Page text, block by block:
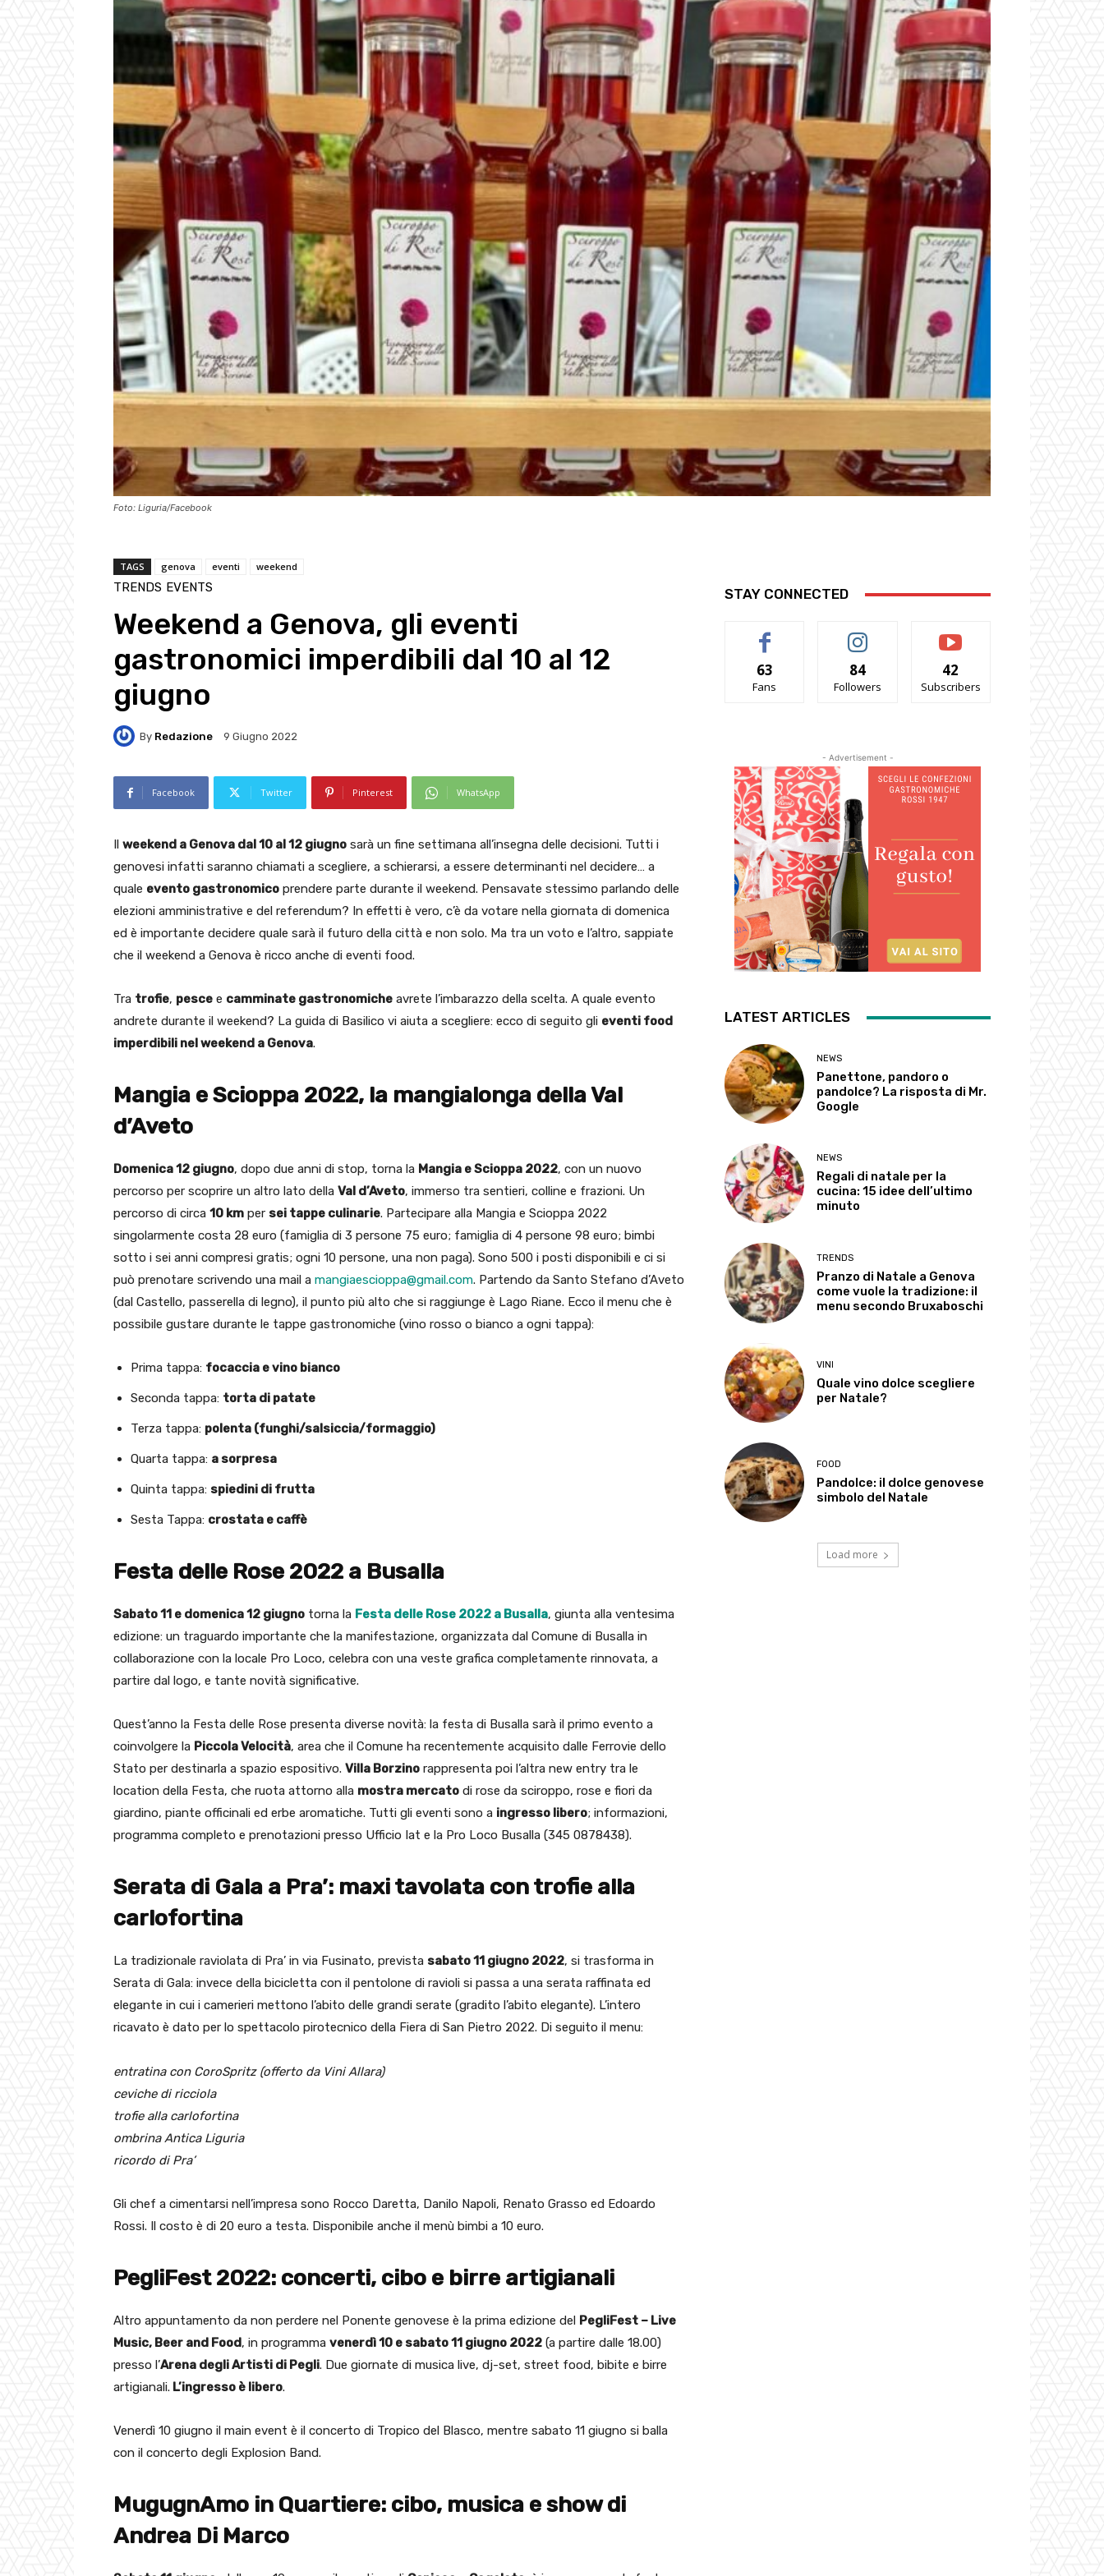
Foto: Liguria/Facebook
TAGS genova eventi weekend
TRENDS EVENTS
Weekend a Genova, gli eventi
gastronomici imperdibili dal 10 al 12
giugno
By Redazione 9 Giugno 2022
Facebook Twitter Pinterest WhatsApp
Il weekend a Genova dal 10 al 12 giugno sarà un fine settimana all’insegna delle decisioni. Tutti i
genovesi infatti saranno chiamati a scegliere, a schierarsi, a essere determinanti nel decidere… a
quale evento gastronomico prendere parte durante il weekend. Pensavate stessimo parlando delle
elezioni amministrative e del referendum? In effetti è vero, c’è da votare nella giornata di domenica
ed è importante decidere quale sarà il futuro della città e non solo. Ma tra un voto e l’altro, sappiate
che il weekend a Genova è ricco anche di eventi food.
Tra trofie, pesce e camminate gastronomiche avrete l’imbarazzo della scelta. A quale evento
andrete durante il weekend? La guida di Basilico vi aiuta a scegliere: ecco di seguito gli eventi food
imperdibili nel weekend a Genova.
Mangia e Scioppa 2022, la mangialonga della Val
d’Aveto
Domenica 12 giugno, dopo due anni di stop, torna la Mangia e Scioppa 2022, con un nuovo
percorso per scoprire un altro lato della Val d’Aveto, immerso tra sentieri, colline e frazioni. Un
percorso di circa 10 km per sei tappe culinarie. Partecipare alla Mangia e Scioppa 2022
singolarmente costa 28 euro (famiglia di 3 persone 75 euro; famiglia di 4 persone 98 euro; bimbi
sotto i sei anni compresi gratis; ogni 10 persone, una non paga). Sono 500 i posti disponibili e ci si
può prenotare scrivendo una mail a mangiaescioppa@gmail.com. Partendo da Santo Stefano d’Aveto
(dal Castello, passerella di legno), il punto più alto che si raggiunge è Lago Riane. Ecco il menu che è
possibile gustare durante le tappe gastronomiche (vino rosso o bianco a ogni tappa):
Prima tappa: focaccia e vino bianco
Seconda tappa: torta di patate
Terza tappa: polenta (funghi/salsiccia/formaggio)
Quarta tappa: a sorpresa
Quinta tappa: spiedini di frutta
Sesta Tappa: crostata e caffè
Festa delle Rose 2022 a Busalla
Sabato 11 e domenica 12 giugno torna la Festa delle Rose 2022 a Busalla, giunta alla ventesima
edizione: un traguardo importante che la manifestazione, organizzata dal Comune di Busalla in
collaborazione con la locale Pro Loco, celebra con una veste grafica completamente rinnovata, a
partire dal logo, e tante novità significative.
Quest’anno la Festa delle Rose presenta diverse novità: la festa di Busalla sarà il primo evento a
coinvolgere la Piccola Velocità, area che il Comune ha recentemente acquisito dalle Ferrovie dello
Stato per destinarla a spazio espositivo. Villa Borzino rappresenta poi l’altra new entry tra le
location della Festa, che ruota attorno alla mostra mercato di rose da sciroppo, rose e fiori da
giardino, piante officinali ed erbe aromatiche. Tutti gli eventi sono a ingresso libero; informazioni,
programma completo e prenotazioni presso Ufficio Iat e la Pro Loco Busalla (345 0878438).
Serata di Gala a Pra’: maxi tavolata con trofie alla
carlofortina
La tradizionale raviolata di Pra’ in via Fusinato, prevista sabato 11 giugno 2022, si trasforma in
Serata di Gala: invece della bicicletta con il pentolone di ravioli si passa a una serata raffinata ed
elegante in cui i camerieri mettono l’abito delle grandi serate (gradito l’abito elegante). L’intero
ricavato è dato per lo spettacolo pirotecnico della Fiera di San Pietro 2022. Di seguito il menu:
entratina con CoroSpritz (offerto da Vini Allara)
ceviche di ricciola
trofie alla carlofortina
ombrina Antica Liguria
ricordo di Pra’
Gli chef a cimentarsi nell’impresa sono Rocco Daretta, Danilo Napoli, Renato Grasso ed Edoardo
Rossi. Il costo è di 20 euro a testa. Disponibile anche il menù bimbi a 10 euro.
PegliFest 2022: concerti, cibo e birre artigianali
Altro appuntamento da non perdere nel Ponente genovese è la prima edizione del PegliFest – Live
Music, Beer and Food, in programma venerdì 10 e sabato 11 giugno 2022 (a partire dalle 18.00)
presso l’Arena degli Artisti di Pegli. Due giornate di musica live, dj-set, street food, bibite e birre
artigianali. L’ingresso è libero.
Venerdì 10 giugno il main event è il concerto di Tropico del Blasco, mentre sabato 11 giugno si balla
con il concerto degli Explosion Band.
MugugnAmo in Quartiere: cibo, musica e show di
Andrea Di Marco
STAY CONNECTED
63
Fans
84
Followers
42
Subscribers
- Advertisement -
LATEST ARTICLES
NEWS
Panettone, pandoro o
pandolce? La risposta di Mr.
Google
NEWS
Regali di natale per la
cucina: 15 idee dell’ultimo
minuto
TRENDS
Pranzo di Natale a Genova
come vuole la tradizione: il
menu secondo Bruxaboschi
VINI
Quale vino dolce scegliere
per Natale?
FOOD
Pandolce: il dolce genovese
simbolo del Natale
Load more